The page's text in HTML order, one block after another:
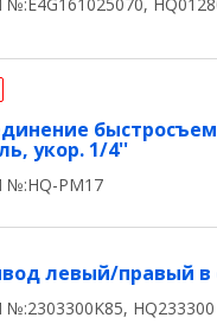
укор. 1/4''
№:HQ-PM17
левый/правый в
№:2303300K85, HQ233300